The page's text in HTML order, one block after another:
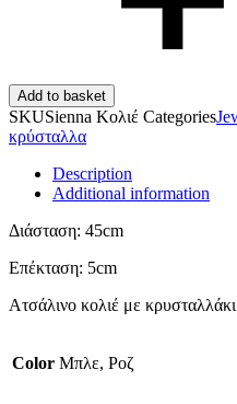
Add to basket
SKUSienna Κολιέ Categories
κρύσταλλα
Description
Additional information
Διάσταση: 45cm
Επέκταση: 5cm
Ατσάλινο κολιέ με
Color Μπλε, Ροζ